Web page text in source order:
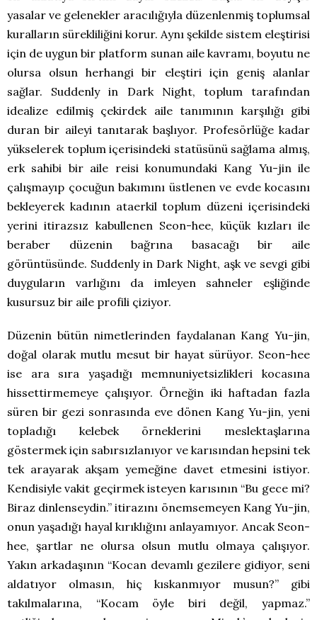
yasalar ve gelenekler aracılığıyla düzenlenmiş toplumsal
kuralların sürekliliğini korur. Aynı şekilde sistem eleştirisi
için de uygun bir platform sunan aile kavramı, boyutu ne
olursa olsun herhangi bir eleştiri için geniş alanlar
sağlar. Suddenly in Dark Night, toplum tarafından
idealize edilmiş çekirdek aile tanımının karşılığı gibi
duran bir aileyi tanıtarak başlıyor. Profesörlüğe kadar
yükselerek toplum içerisindeki statüsünü sağlama almış,
erk sahibi bir aile reisi konumundaki Kang Yu-jin ile
çalışmayıp çocuğun bakımını üstlenen ve evde kocasını
bekleyerek kadının ataerkil toplum düzeni içerisindeki
yerini itirazsız kabullenen Seon-hee, küçük kızları ile
beraber düzenin bağrına basacağı bir aile
görüntüsünde. Suddenly in Dark Night, aşk ve sevgi gibi
duyguların varlığını da imleyen sahneler eşliğinde
kusursuz bir aile profili çiziyor.
Düzenin bütün nimetlerinden faydalanan Kang Yu-jin,
doğal olarak mutlu mesut bir hayat sürüyor. Seon-hee
ise ara sıra yaşadığı memnuniyetsizlikleri kocasına
hissettirmemeye çalışıyor. Örneğin iki haftadan fazla
süren bir gezi sonrasında eve dönen Kang Yu-jin, yeni
topladığı kelebek örneklerini meslektaşlarına
göstermek için sabırsızlanıyor ve karısından hepsini tek
tek arayarak akşam yemeğine davet etmesini istiyor.
Kendisiyle vakit geçirmek isteyen karısının “Bu gece mi?
Biraz dinlenseydin.” itirazını önemsemeyen Kang Yu-jin,
onun yaşadığı hayal kırıklığını anlayamıyor. Ancak Seon-
hee, şartlar ne olursa olsun mutlu olmaya çalışıyor.
Yakın arkadaşının “Kocan devamlı gezilere gidiyor, seni
aldatıyor olmasın, hiç kıskanmıyor musun?” gibi
takılmalarına, “Kocam öyle biri değil, yapmaz.”